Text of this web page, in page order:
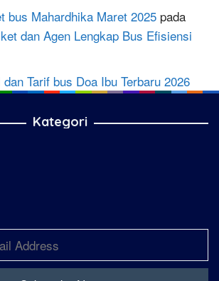
bus Mahardhika Maret 2025 pada
dan Agen Lengkap Bus Efisiensi
Tarif bus Doa Ibu Terbaru 2026
Kategori